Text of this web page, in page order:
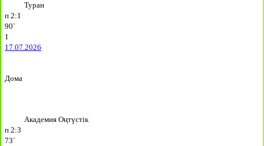
Туран
п 2:1
90`
1
17.07.2026
Дома
Академия Оңтүстік
п 2:3
73`